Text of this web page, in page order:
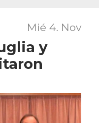
Mié 4. Nov
y